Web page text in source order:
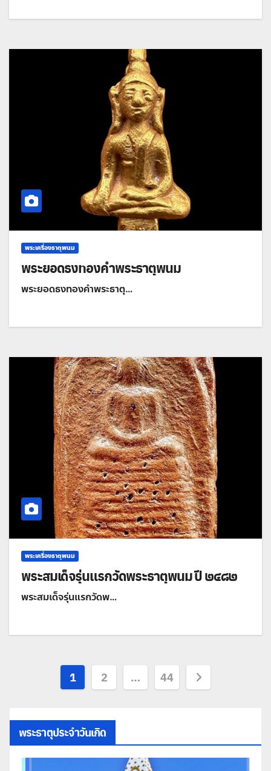
พระเครื่องธาตุพนม
พระยอดธงทองคำพระธาตุพนม
พระยอดธงทองคำพระธาตุ…
พระเครื่องธาตุพนม
พระสมเด็จรุ่นแรกวัดพระธาตุพนม ปี ๒๔๘๒
พระสมเด็จรุ่นแรกวัดพ…
Posts
1 2 … 44
พระธาตุประจำวันเกิด